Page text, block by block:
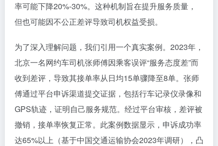
率可能下降20%-30%。这种机制旨在提升服务质量，
但也可能因不公正差评导致司机权益受损。
为了深入理解问题，我们引用一个真实案例。2023年，
北京一名网约车司机张师傅因乘客误评“服务态度差”而
收到差评，导致其接单率从日均15单骤降至8单。张师
傅通过平台申诉渠道提交证据，包括行车记录仪录像和
GPS轨迹，证明自己服务规范。经过平台审核，差评被
撤销，接单率恢复正常。此案例数据显示，申诉成功率
达65%以上（基于中国交通运输协会2023年调研），凸